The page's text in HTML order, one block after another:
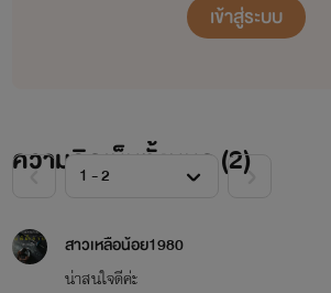
เข้าสู่ระบบ
ความคิดเห็นทั้งหมด (2)
สาวเหลือน้อย1980
น่าสนใจดีค่ะ